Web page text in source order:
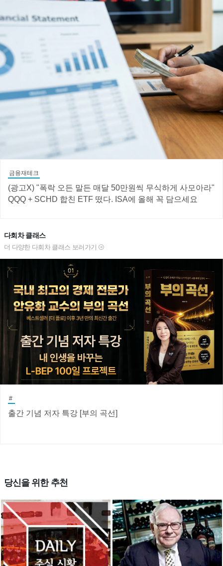
금융재테크
(광고X) "폭락 오든 말든 매달 50만원씩 무식하게 사모아라"
QQQ + SCHD 합친 ETF 떴다. ISA에 올해 꼭 담으세요
다회차 클래스
더 다양한 다회차 클래스 보러가기
#
출간 기념 저자 특강 [부의 곡선]
당신을 위한 추천